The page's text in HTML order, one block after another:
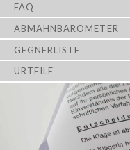
FAQ
ABMAHNBAROMETER
GEGNERLISTE
URTEILE